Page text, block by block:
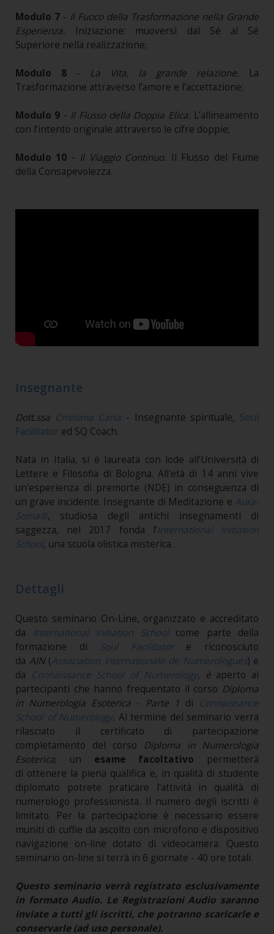
Modulo 7 - Il Fuoco della Trasformazione nella Grande
Esperienza.
Iniziazione: muoversi dal Sé al Sé
Superiore nella realizzazione;
Modulo 8- La Vita, la grande relazione.
La
Trasformazione attraverso l’amore e l’accettazione;
Modulo 9 - Il Flusso della Doppia Elica. L’allineamento
con l’intento originale attraverso le cifre doppie;
Modulo 10 - Il Viaggio Continuo. Il Flusso del Fiume
della Consapevolezza.
Insegnante
Dott.ssa Cristiana Caria - Insegnante spirituale, Soul
Facilitator ed SQ Coach.
Nata in Italia, si è laureata con lode all’Università di
Lettere e Filosofia di Bologna. All'età di 14 anni vive
un'esperienza di premorte (NDE) in conseguenza di
un grave incidente. Insegnante di Meditazione e Aura-
Soma®, studiosa degli antichi insegnamenti di
saggezza, nel 2017 fonda l’International Initiation
School, una scuola olistica misterica.
Dettagli
Questo seminario On-Line, organizzato e accreditato
da
International Initiation Schoolcome parte della
formazione di Soul Facilitatore riconosciuto
da AIN (Association Internationale de Numerologues) e
da Connaissance School of Numerology, èaperto ai
partecipanti che hanno frequentato il corso Diploma
in Numerologia Esoterica - Parte 1 di Connaissance
School of Numerology. Al termine del seminario verrà
rilasciato il certificato di partecipazione
completamento del corso Diploma in Numerologia
Esoterica; un esame facoltativo permetterà
di ottenere la piena qualifica e, in qualità di studente
diplomato potrete praticare l'attività in qualità di
numerologo professionista. Il numero degli iscritti è
limitato. Per la partecipazione è necessario essere
muniti di cuffie da ascolto con microfono e dispositivo
navigazione on-line dotato di videocamera. Questo
seminario on-line si terrà in 6 giornate - 40 ore totali.
Questo seminario verrà registrato esclusivamente
in formato Audio. Le Registrazioni Audio saranno
inviate a tutti gli iscritti, che potranno scaricarle e
conservarle (ad uso personale).